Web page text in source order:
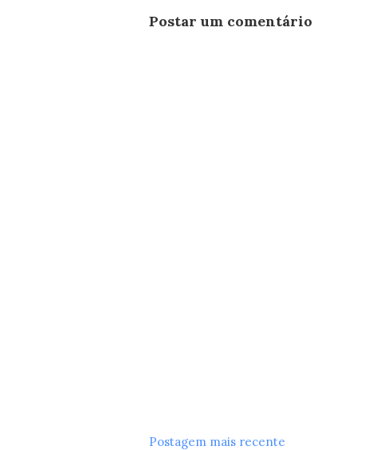
Postar um comentário
Postagem mais recente